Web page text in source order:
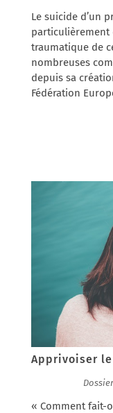
Le suicide d’un
particulièrement
traumatique de
nombreuses
depuis sa
Fédération
Apprivoiser
« Comment fait-